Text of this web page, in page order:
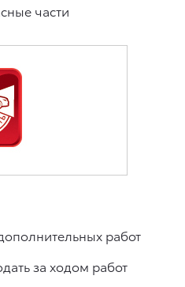
части
работ
за ходом работ